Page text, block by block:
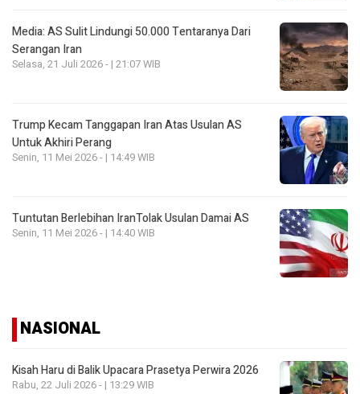
Media: AS Sulit Lindungi 50.000 Tentaranya Dari
Serangan Iran
Selasa, 21 Juli 2026 - | 21:07 WIB
Trump Kecam Tanggapan Iran Atas Usulan AS
Untuk Akhiri Perang
Senin, 11 Mei 2026 - | 14:49 WIB
Tuntutan Berlebihan IranTolak Usulan Damai AS
Senin, 11 Mei 2026 - | 14:40 WIB
NASIONAL
Kisah Haru di Balik Upacara Prasetya Perwira 2026
Rabu, 22 Juli 2026 - | 13:29 WIB